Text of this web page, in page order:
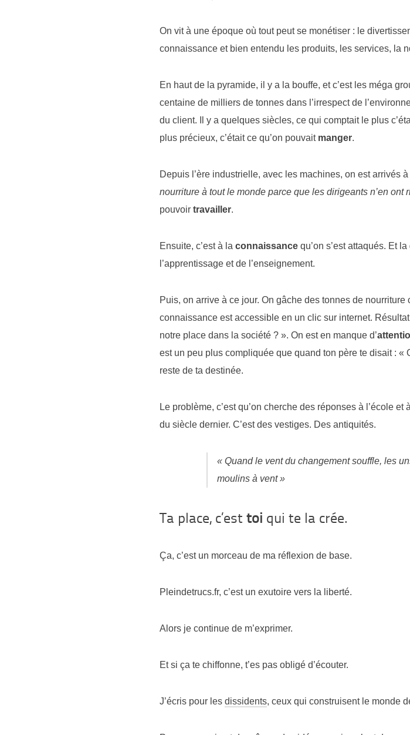
On vit à une époque où tout peut se monétiser : le
connaissance et bien entendu les produits, les services, la
En haut de la pyramide, il y a la bouffe, et c’est les méga
centaine de milliers de tonnes dans l’irrespect de
du client. Il y a quelques siècles, ce qui comptait le plus
plus précieux, c’était ce qu’on pouvait manger.
Depuis l’ère industrielle, avec les machines, on est arrivés
nourriture à tout le monde parce que les dirigeants n’en ont
pouvoir travailler.
Ensuite, c’est à la connaissance qu’on s’est attaqués. Et
l’apprentissage et de l’enseignement.
Puis, on arrive à ce jour. On gâche des tonnes de
connaissance est accessible en un clic sur internet.
notre place dans la société ? ». On est en manque d’
est un peu plus compliquée que quand ton père te disait : «
reste de ta destinée.
Le problème, c’est qu’on cherche des réponses à l’école
du siècle dernier. C’est des vestiges. Des antiquités.
« Quand le vent du changement souffle, les
moulins à vent »
Ta place, c’est toi qui te la crée.
Ça, c’est un morceau de ma réflexion de base.
Pleindetrucs.fr, c’est un exutoire vers la liberté.
Alors je continue de m’exprimer.
Et si ça te chiffonne, t’es pas obligé d’écouter.
J’écris pour les dissidents, ceux qui construisent le monde